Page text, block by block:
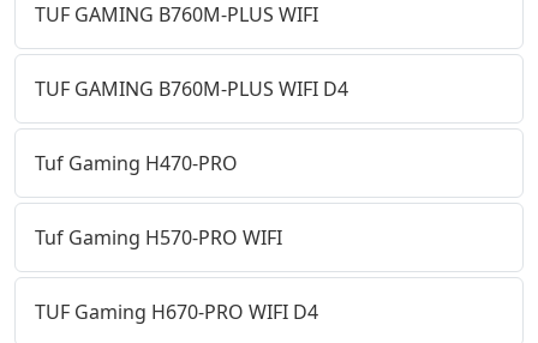
TUF GAMING B760M-PLUS WIFI
TUF GAMING B760M-PLUS WIFI D4
Tuf Gaming H470-PRO
Tuf Gaming H570-PRO WIFI
TUF Gaming H670-PRO WIFI D4